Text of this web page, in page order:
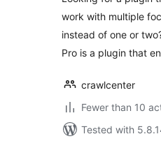
work with multiple
instead of one or
Pro is a plugin that
crawlcenter
Fewer than 10
Tested with